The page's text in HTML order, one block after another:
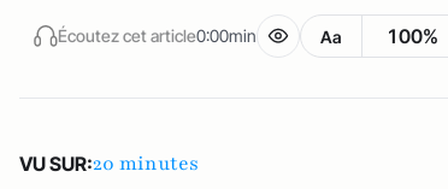
Écoutez cet article0:00min Aa 100%
VU SUR:20 minutes